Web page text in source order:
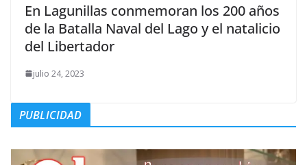
En Lagunillas conmemoran los 200 años
de la Batalla Naval del Lago y el natalicio
del Libertador
julio 24, 2023
PUBLICIDAD